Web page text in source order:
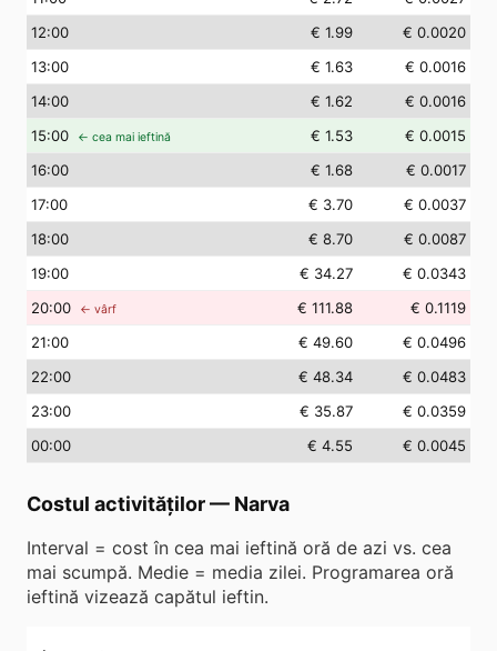
12:00 € 1.99
€ 0.0020
13:00 € 1.63
€ 0.0016
14:00 € 1.62
€ 0.0016
15:00 ← cea mai ieftină € 1.53
€ 0.0015
16:00 € 1.68
€ 0.0017
17:00 € 3.70
€ 0.0037
18:00 € 8.70
€ 0.0087
19:00 € 34.27
€ 0.0343
20:00 ← vârf € 111.88
€ 0.1119
21:00 € 49.60
€ 0.0496
22:00 € 48.34
€ 0.0483
23:00 € 35.87
€ 0.0359
00:00 € 4.55 € 0.0045
Costul activităților— Narva
Interval = cost în cea mai ieftină oră de azi vs. cea
mai scumpă. Medie = media zilei. Programarea oră
ieftină vizează capătul ieftin.